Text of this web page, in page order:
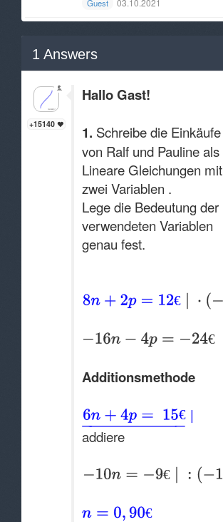
Guest 03.10.2021
1 Answers
+15140
Hallo Gast!
1. Schreibe die Einkäufe
von Ralf und Pauline als
Lineare Gleichungen mit
zwei Variablen .
Lege die Bedeutung der
verwendeten Variablen
genau fest.
€
€
Additionsmethode
€ |
addiere
€
€